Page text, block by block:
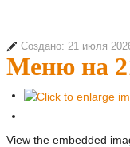
Создано: 21 июля
Меню на
View the embedded